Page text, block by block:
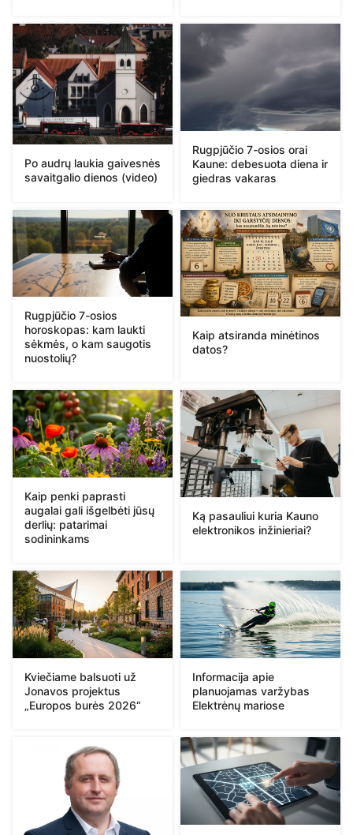
Po audrų laukia gaivesnės
savaitgalio dienos (video)
Rugpjūčio 7-osios orai
Kaune: debesuota diena ir
giedras vakaras
Rugpjūčio 7-osios
horoskopas: kam laukti
sėkmės, o kam saugotis
nuostolių?
Kaip atsiranda minėtinos
datos?
Kaip penki paprasti
augalai gali išgelbėti jūsų
derlių: patarimai
sodininkams
Ką pasauliui kuria Kauno
elektronikos inžinieriai?
Kviečiame balsuoti už
Jonavos projektus
„Europos burės 2026“
Informacija apie
planuojamas varžybas
Elektrėnų mariose